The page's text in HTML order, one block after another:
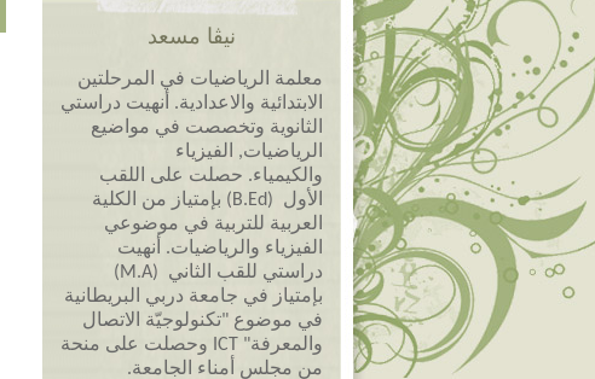
نيڤا مسعد
معلمة الرياضيات في المرحلتين
الابتدائية والاعدادية. أنهيت دراستي
الثانوية وتخصصت في مواضيع
الرياضيات, الفيزياء
والكيمياء. حصلت على اللقب
الأول (B.Ed) بإمتياز من الكلية
العربية للتربية في موضوعي
الفيزياء والرياضيات. أنهيت
دراستي للقب الثاني (M.A)
بإمتياز في جامعة دربي البريطانية
في موضوع "تكنولوجيّة الاتصال
والمعرفة" ICT وحصلت على منحة
من مجلس أمناء الجامعة.